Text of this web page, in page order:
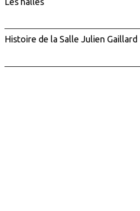
Histoire de la Salle Julien Gaillard